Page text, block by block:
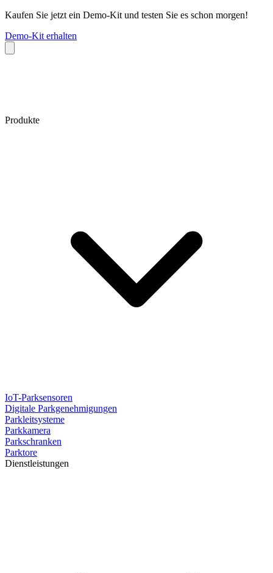
Kaufen Sie jetzt ein Demo-Kit und testen Sie es schon morgen!
Demo-Kit erhalten
Produkte
IoT-Parksensoren
Digitale Parkgenehmigungen
Parkleitsysteme
Parkkamera
Parkschranken
Parktore
Dienstleistungen